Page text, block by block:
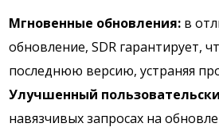
Мгновенные обновления: в
обновление, SDR гарантирует,
последнюю версию, устраняя
Улучшенный
навязчивых запросах на